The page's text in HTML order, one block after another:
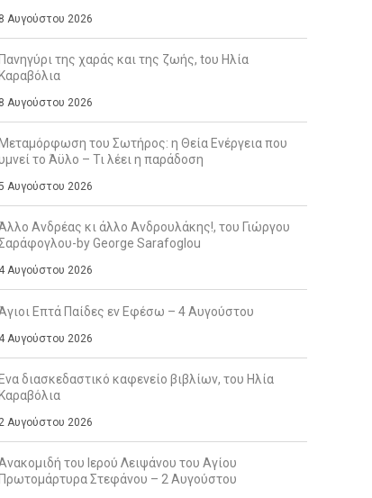
8 Αυγούστου 2026
Πανηγύρι της χαράς και της ζωής, tου Ηλία
Καραβόλια
8 Αυγούστου 2026
Μεταμόρφωση του Σωτήρος: η Θεία Ενέργεια που
το Άϋλο – Τι λέει η παράδοση
Αυγούστου 2026
Ανδρέας κι άλλο Ανδρουλάκης!, του Γιώργου
by George Sarafoglou
4 Αυγούστου 2026
Επτά Παίδες εν Εφέσω – 4 Αυγούστου
4 Αυγούστου 2026
Ενα διασκεδαστικό καφενείο βιβλίων, του Ηλία
Καραβόλια
2 Αυγούστου 2026
του Ιερού Λειψάνου του Αγίου
Πρωτομάρτυρα Στεφάνου – 2 Αυγούστου